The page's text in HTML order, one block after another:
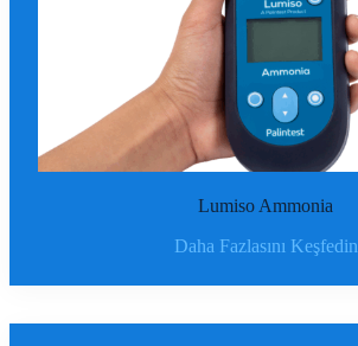
Lumiso Ammonia
Daha Fazlasını Keşfedin